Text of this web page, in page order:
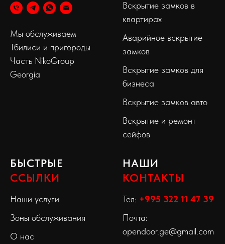
Мы обслуживаем
Тбилиси и пригороды
Часть NikoGroup
Georgia
Вскрытие замков в
квартирах
Аварийное вскрытие
замков
Вскрытие замков для
бизнеса
Вскрытие замков авто
Вскрытие и ремонт
сейфов
БЫСТРЫЕ
ССЫЛКИ
Наши услуги
Зоны обслуживания
О нас
НАШИ
КОНТАКТЫ
Тел: +995 322 11 47 39
Почта:
opendoor.ge@gmail.com